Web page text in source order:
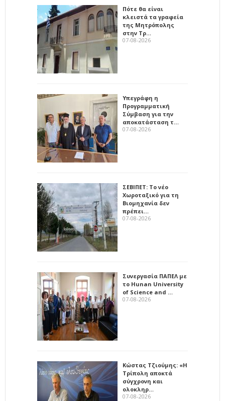
Πότε θα είναι
κλειστά τα γραφεία
της Μητρόπολης
στην Τρ…
07-08-2026
Υπεγράφη η
Προγραμματική
Σύμβαση για την
αποκατάσταση τ…
07-08-2026
ΣΕΒΙΠΕΤ: Το νέο
Χωροταξικό για τη
Βιομηχανία δεν
πρέπει…
07-08-2026
Συνεργασία ΠΑΠΕΛ με
το Hunan University
of Science and …
07-08-2026
Κώστας Τζιούμης: «Η
Τρίπολη αποκτά
σύγχρονη και
ολοκληρ…
07-08-2026